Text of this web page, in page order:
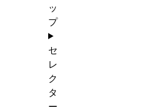
ッ
プ
セ
レ
ク
タ